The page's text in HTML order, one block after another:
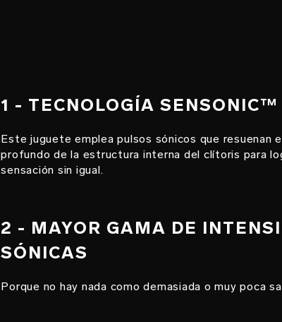
1 - TECNOLOGÍA SENSONIC™
Este juguete emplea pulsos sónicos que resuenan
profundo de la estructura interna del clítoris para
sensación sin igual.
2 - MAYOR GAMA DE
SÓNICAS
Porque no hay nada como demasiada o muy poca